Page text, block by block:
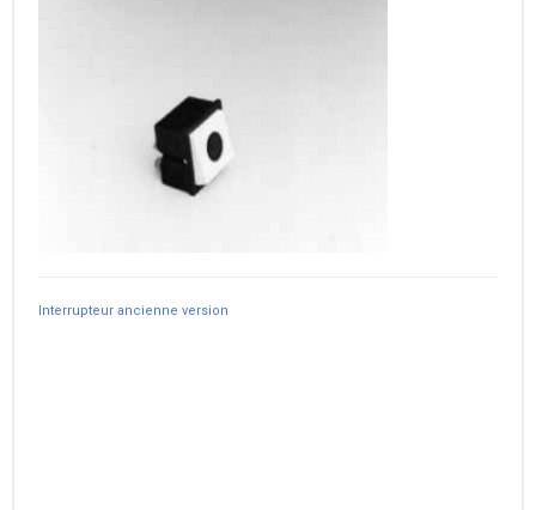
Interrupteur ancienne version